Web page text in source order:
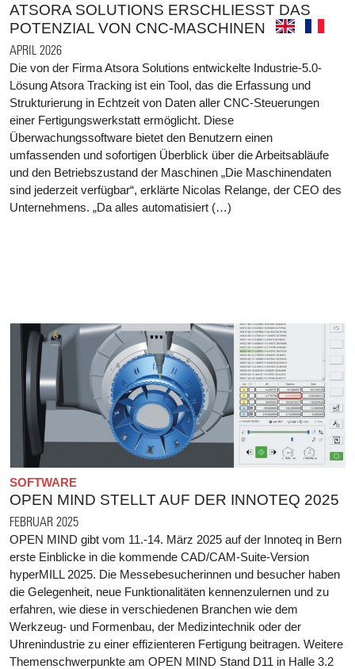
ATSORA SOLUTIONS ERSCHLIESST DAS
POTENZIAL VON CNC-MASCHINEN
APRIL 2026
Die von der Firma Atsora Solutions entwickelte Industrie-5.0-
Lösung Atsora Tracking ist ein Tool, das die Erfassung und
Strukturierung in Echtzeit von Daten aller CNC-Steuerungen
einer Fertigungswerkstatt ermöglicht. Diese
Überwachungssoftware bietet den Benutzern einen
umfassenden und sofortigen Überblick über die Arbeitsabläufe
und den Betriebszustand der Maschinen „Die Maschinendaten
sind jederzeit verfügbar“, erklärte Nicolas Relange, der CEO des
Unternehmens. „Da alles automatisiert (…)
SOFTWARE
OPEN MIND STELLT AUF DER INNOTEQ 2025
FEBRUAR 2025
OPEN MIND gibt vom 11.-14. März 2025 auf der Innoteq in Bern
erste Einblicke in die kommende CAD/CAM-Suite-Version
hyperMILL 2025. Die Messebesucherinnen und besucher haben
die Gelegenheit, neue Funktionalitäten kennenzulernen und zu
erfahren, wie diese in verschiedenen Branchen wie dem
Werkzeug- und Formenbau, der Medizintechnik oder der
Uhrenindustrie zu einer effizienteren Fertigung beitragen. Weitere
Themenschwerpunkte am OPEN MIND Stand D11 in Halle 3.2